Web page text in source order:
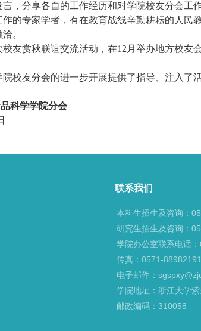
，分享各自的工作经历和对学院校友分会工
的专家学者，有在教育战线辛勤耕耘的人民
。
校友赏秋联谊交流活动，在12 月举办地方校友
校友分会的进一步开展提供了指导、注入了活
科学学院分会
联系我们
本科生招生及咨询：
研究生招生及咨询：
学院办公室联系电话
传真：0571-88982191
电子邮件：
学院地址：浙江大学
邮政编码：310058